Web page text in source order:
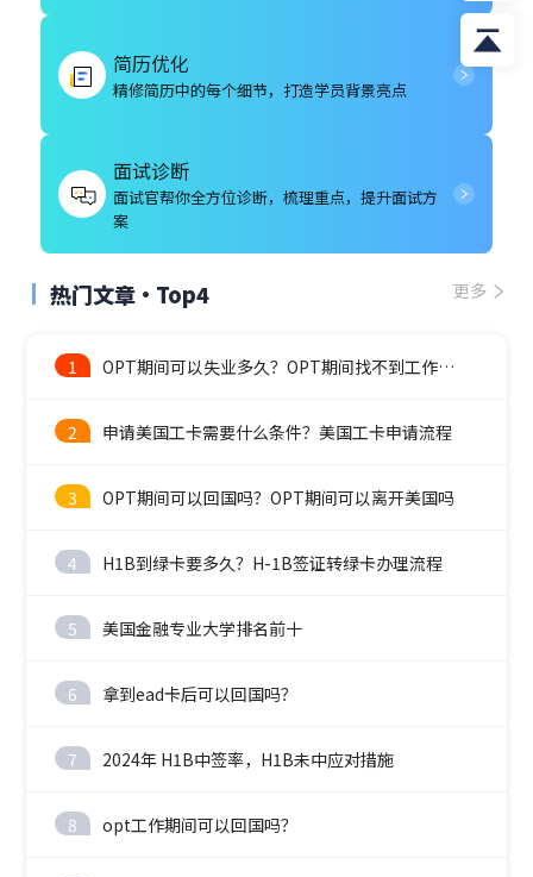
简历优化
精修简历中的每个细节，打造学员背景亮点
面试诊断
面试官帮你全方位诊断，梳理重点，提升面试方
案
热门文章·Top4 更多
1 OPT期间可以失业多久？OPT期间找不到工作怎么办？
2 申请美国工卡需要什么条件？美国工卡申请流程
3 OPT期间可以回国吗？OPT期间可以离开美国吗
4 H1B到绿卡要多久？H-1B签证转绿卡办理流程
5 美国金融专业大学排名前十
6 拿到ead卡后可以回国吗？
7 2024年 H1B中签率，H1B未中应对措施
8 opt工作期间可以回国吗？